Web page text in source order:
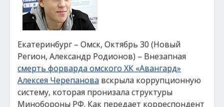
Екатеринбург – Омск, Октябрь 30 (Новый
Регион, Александр Родионов) – Внезапная
смерть форварда омского ХК «Авангард»
Алексея Черепанова вскрыла коррупционную
систему, которая пронизала структуры
Минобороны РФ. Как передает корреспондент